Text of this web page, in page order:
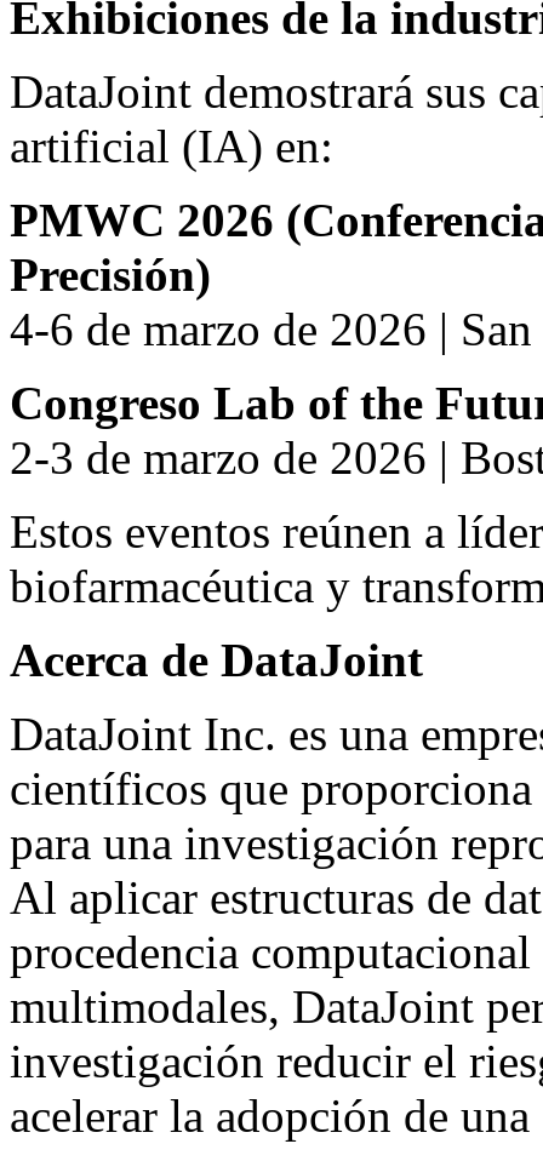
Exhibiciones de la
DataJoint demostrará sus
artificial (IA) en:
PMWC 2026
Precisión)
4-6 de marzo de 2026 |
Congreso Lab of the
2-3 de marzo de 2026 |
Estos eventos reúnen a
biofarmacéutica y
Acerca de DataJoint
DataJoint Inc. es una
científicos que proporciona
para una investigación
Al aplicar estructuras de
procedencia
multimodales, DataJoint
investigación reducir el
acelerar la adopción de